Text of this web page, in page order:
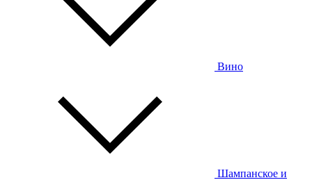
Вино
Шампанское и